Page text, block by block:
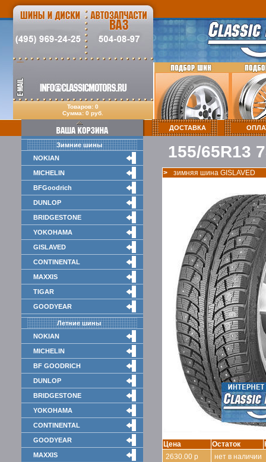
Товаров: 0
Сумма: 0 руб.
ДОСТАВКА
Зимние шины
NOKIAN
MICHELIN
BFGoodrich
DUNLOP
BRIDGESTONE
YOKOHAMA
GISLAVED
CONTINENTAL
MAXXIS
TIGAR
GOODYEAR
Летние шины
NOKIAN
MICHELIN
BF GOODRICH
DUNLOP
BRIDGESTONE
YOKOHAMA
CONTINENTAL
GOODYEAR
MAXXIS
155/65R13
> зимняя шина GISLAVED
Цена Остаток
2630.00 р
нет в наличии